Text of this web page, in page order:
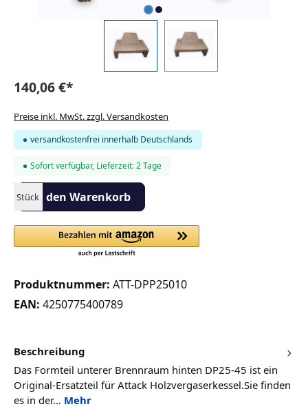
140,06 €*
Preise inkl. MwSt. zzgl. Versandkosten
versandkostenfrei innerhalb Deutschlands
Sofort verfügbar, Lieferzeit: 2 Tage
Produkt Anzahl: Gib den gewünschten Wert ein oder benutze
StückIn den Warenkorb
Produktnummer: ATT-DPP25010
EAN: 4250775400789
Beschreibung
Das Formteil unterer Brennraum hinten DP25-45 ist ein
Original-Ersatzteil für Attack Holzvergaserkessel.Sie finden
es in der… Mehr